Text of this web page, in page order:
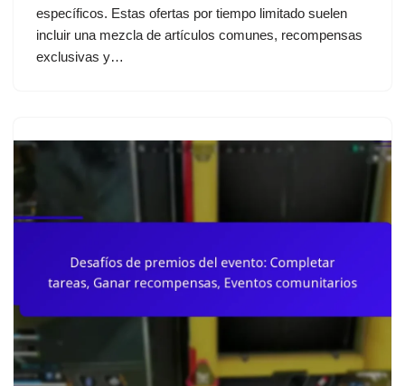
específicos. Estas ofertas por tiempo limitado suelen
incluir una mezcla de artículos comunes, recompensas
exclusivas y…